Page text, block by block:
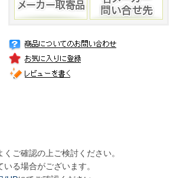
ご確認の上ご検討ください。
る場合がございます。